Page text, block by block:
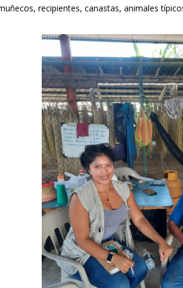
recipientes, canastas, animales